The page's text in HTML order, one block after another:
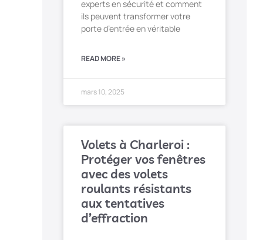
experts en sécurité et comment
ils peuvent transformer votre
porte d’entrée en véritable
READ MORE »
mars 10, 2025
Volets à Charleroi :
Protéger vos fenêtres
avec des volets
roulants résistants
aux tentatives
d’effraction